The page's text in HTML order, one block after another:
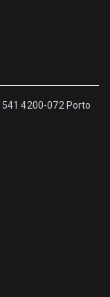
4200-072 Porto